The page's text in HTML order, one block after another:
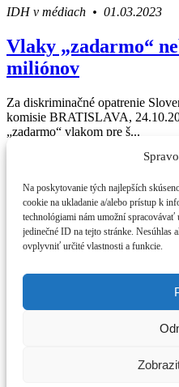
Na poskytovanie tých najlepších
cookie na ukladanie a/alebo prístup k
technológiami nám umožní spracovávať
jedinečné ID na tejto stránke. Nesúhlas
ovplyvniť určité vlastnosti a funkcie.
IDH v médiach • 01.03.2023
Vlaky „zadarmo“
miliónov
Za diskriminačné opatrenie
komisie BRATISLAVA,
„zadarmo“ vlakom pre š...
Tlačové správy • 27.10.2014
Váš sprievodca
ekonomiky
Press Centrum
IDH v médiach
Tlačové správy
Blog
Press
Kto sme
Poukážte nám 2% z dane
© Copyright 2014 Inštitút pre